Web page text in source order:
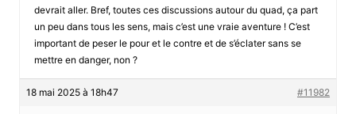
devrait aller. Bref, toutes ces discussions autour du quad, ça part
un peu dans tous les sens, mais c’est une vraie aventure ! C’est
important de peser le pour et le contre et de s’éclater sans se
mettre en danger, non ?
18 mai 2025 à 18h47 #11982